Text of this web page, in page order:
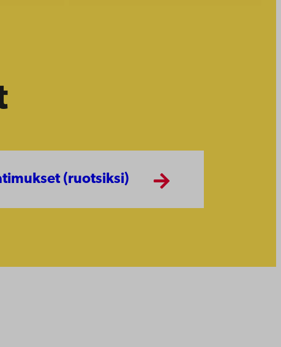
(ruotsiksi)